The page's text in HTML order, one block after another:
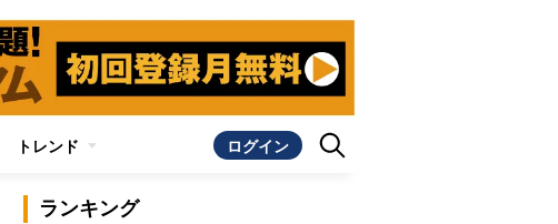
トレンド ログイン
ランキング